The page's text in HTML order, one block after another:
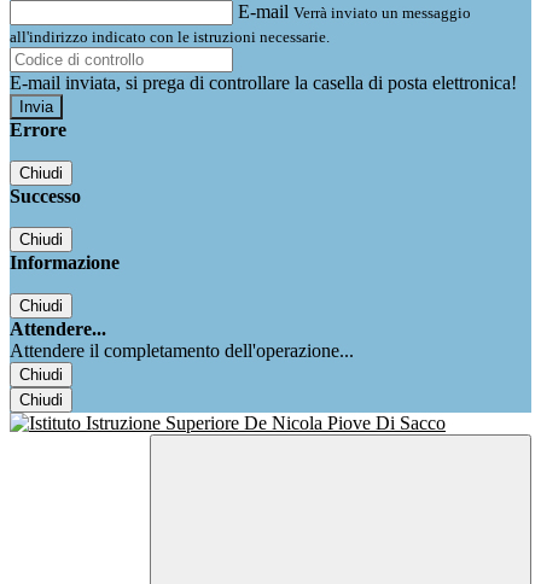
E-mail Verrà inviato un messaggio
all'indirizzo indicato con le istruzioni necessarie.
E-mail inviata, si prega di controllare la casella di posta elettronica!
Errore
Chiudi
Successo
Chiudi
Informazione
Chiudi
Attendere...
Attendere il completamento dell'operazione...
Chiudi
Chiudi